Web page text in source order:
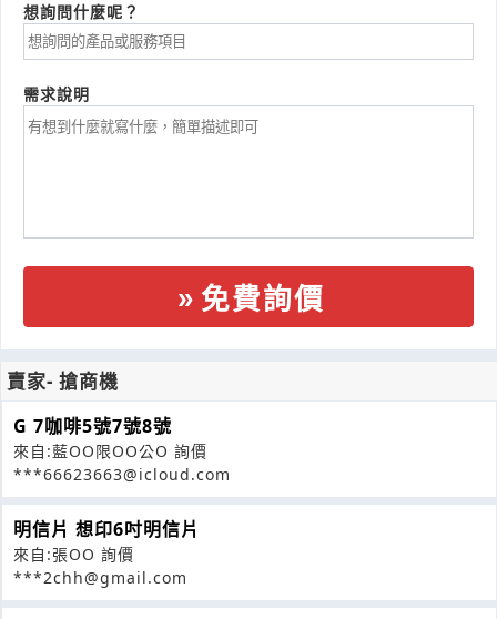
想詢問什麼呢？
需求說明
免費詢價
賣家- 搶商機
G 7咖啡5號7號8號
來自:藍OO限OO公O 詢價
***66623663@icloud.com
明信片 想印6吋明信片
來自:張OO 詢價
***2chh@gmail.com